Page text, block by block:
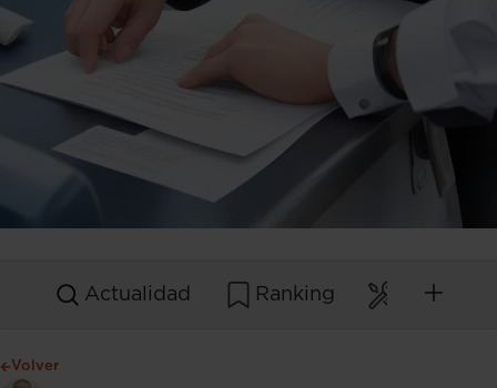
Actualidad Ranking
Volver